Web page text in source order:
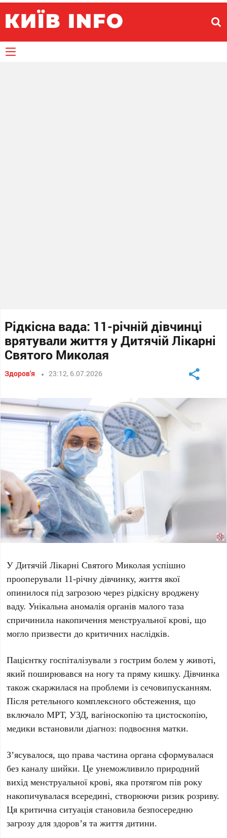
Рідкісна вада: 11-річній дівчинці
врятували життя у Дитячій Лікарні
Святого Миколая
Здоров'я 23:12, 6.07.2026
У Дитячій Лікарні Святого Миколая успішно
прооперували 11-річну дівчинку, життя якої
опинилося під загрозою через рідкісну вроджену
ваду. Унікальна аномалія органів малого таза
спричинила накопичення менструальної крові, що
могло призвести до критичних наслідків.
Пацієнтку госпіталізували з гострим болем у животі,
який поширювався на ногу та пряму кишку. Дівчинка
також скаржилася на проблеми із сечовипусканням.
Після ретельного комплексного обстеження, що
включало МРТ, УЗД, вагіноскопію та цистоскопію,
медики встановили діагноз:подвоєння матки.
З’ясувалося, що права частина органа сформувалася
без каналу шийки. Це унеможливило природний
вихід менструальної крові, яка протягомпів року
накопичувалася всередині, створюючи ризик розриву.
Ця критична ситуація становила безпосередню
загрозу для здоров’я та життя дитини.